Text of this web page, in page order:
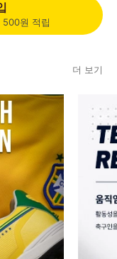
500원 적립
더 보기